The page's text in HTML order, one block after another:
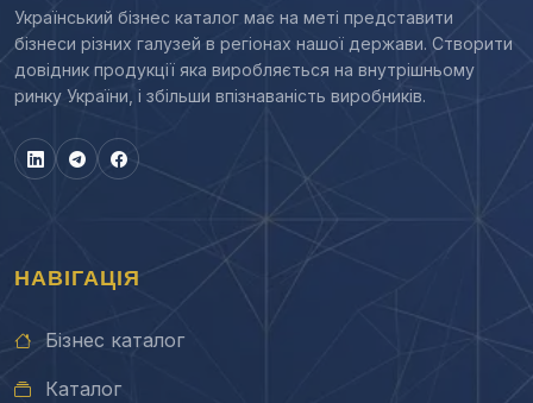
Український бізнес каталог має на меті представити
бізнеси різних галузей в регіонах нашої держави. Створити
довідник продукції яка виробляється на внутрішньому
ринку України, і збільши впізнаваність виробників.
НАВІГАЦІЯ
Бізнес каталог
Каталог